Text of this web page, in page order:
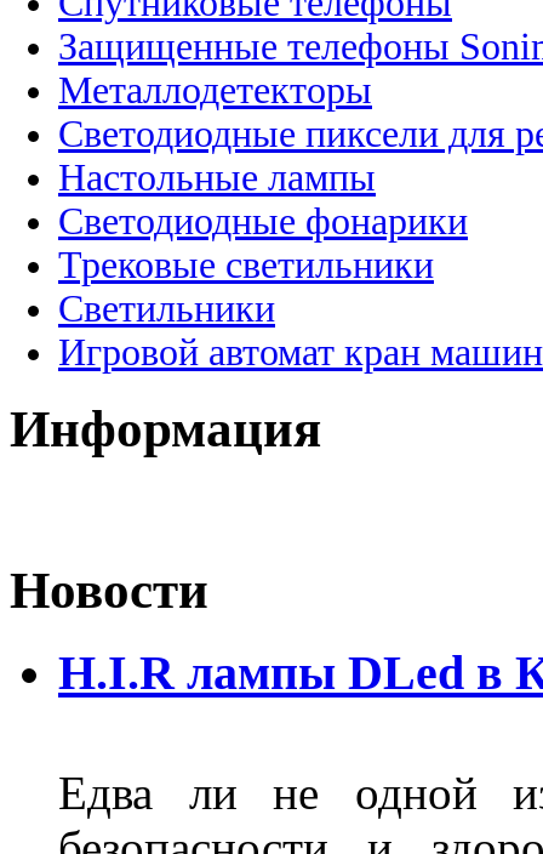
Защищенные телефоны
Металлодетекторы
Светодиодные пиксели для
Настольные лампы
Светодиодные фонарики
Трековые светильники
Светильники
Игровой автомат кран
Информация
Новости
H.I.R лампы DLed в
Едва ли не одной